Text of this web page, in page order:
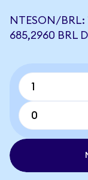
NTESON/BRL:
685,2960 BRL